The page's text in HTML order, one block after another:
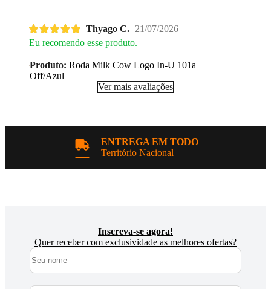
Thyago C. 21/07/2026
Eu recomendo esse produto.
Produto: Roda Milk Cow Logo In-U 101a
Off/Azul
Ver mais avaliações
ENTREGA EM TODO
Território Nacional
Inscreva-se agora!
Quer receber com exclusividade as melhores ofertas?